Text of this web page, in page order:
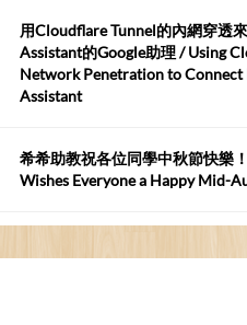
Robertmycs:
這篇WinXP公用電腦安裝與優化的
您好,首先肯定感謝您造福許多莘
用Cloudflare Tunnel的內網穿透
Assistant的Google助理 / Using
Network Penetration to Connect
Assistant
希希助教祝各位同學中秋節快樂
Wishes Everyone a Happy Mid-
的問題 / Are You Tired of